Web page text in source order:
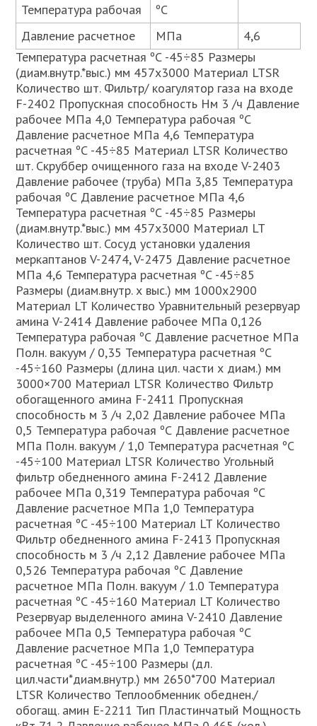
Температура рабочая
ºС
Давление расчетное
МПа
4,6
Температура расчетная ºС -45÷85 Размеры
(диам.внутр.*выс.) мм 457х3000 Материал LTSR
Количество шт. Фильтр/ коагулятор газа на входе
F-2402 Пропускная способность Нм 3 /ч Давление
рабочее МПа 4,0 Температура рабочая ºС
Давление расчетное МПа 4,6 Температура
расчетная ºС -45÷85 Материал LTSR Количество
шт. Скруббер очищенного газа на входе V-2403
Давление рабочее (труба) МПа 3,85 Температура
рабочая ºС Давление расчетное МПа 4,6
Температура расчетная ºС -45÷85 Размеры
(диам.внутр.*выс.) мм 457х3000 Материал LT
Количество шт. Сосуд установки удаления
меркаптанов V-2474, V-2475 Давление расчетное
МПа 4,6 Температура расчетная ºС -45÷85
Размеры (диам.внутр. х выс.) мм 1000х2900
Материал LT Количество Уравнительный резервуар
амина V-2414 Давление рабочее МПа 0,126
Температура рабочая ºС Давление расчетное МПа
Полн. вакуум / 0,35 Температура расчетная ºС
-45÷160 Размеры (длина цил. части х диам.) мм
3000×700 Материал LTSR Количество Фильтр
обогащенного амина F-2411 Пропускная
способность м 3 /ч 2,02 Давление рабочее МПа
0,5 Температура рабочая ºС Давление расчетное
МПа Полн. вакуум / 1,0 Температура расчетная ºС
-45÷100 Материал LTSR Количество Угольный
фильтр обедненного амина F-2412 Давление
рабочее МПа 0,319 Температура рабочая ºС
Давление расчетное МПа 1,0 Температура
расчетная ºС -45÷100 Материал LT Количество
Фильтр обедненного амина F-2413 Пропускная
способность м 3 /ч 2,12 Давление рабочее МПа
0,526 Температура рабочая ºС Давление
расчетное МПа Полн. вакуум / 1.0 Температура
расчетная ºС -45÷160 Материал LT Количество
Резервуар выделенного амина V-2410 Давление
рабочее МПа 0,5 Температура рабочая ºС
Давление расчетное МПа 1,0 Температура
расчетная ºС -45÷100 Размеры (дл.
цил.части*диам.внутр.) мм 2650*700 Материал
LTSR Количество Теплообменник обеднен./
обогащ. амин Е-2211 Тип Пластинчатый Мощность